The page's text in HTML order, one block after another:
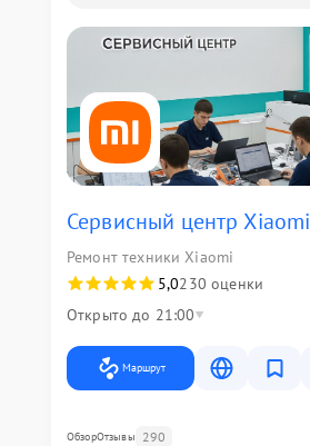
Сервисный центр Xiaomi
Ремонт техники Xiaomi
5,0230 оценки
Открыто до 21:00
Маршрут
ОбзорОтзывы 290